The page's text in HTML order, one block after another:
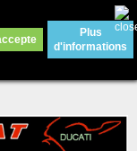
Contactez-nous
d'envoyer un mail
Plus
d'informations